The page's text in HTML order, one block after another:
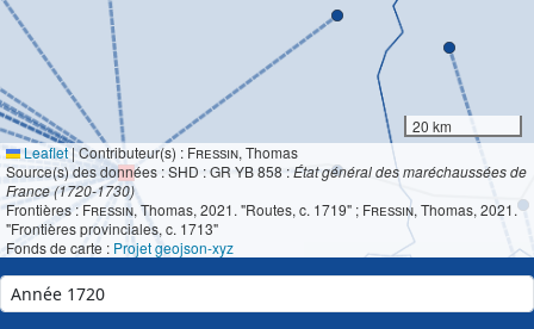
20 km
Leaflet|Contributeur(s) : Fressin, Thomas
Source(s) des données : SHD : GR YB 858 :État général des maréchaussées de
France (1720-1730)
Frontières : Fressin, Thomas, 2021. "Routes, c. 1719" ; Fressin, Thomas, 2021.
"Frontières provinciales, c. 1713"
Fonds de carte : Projet geojson-xyz